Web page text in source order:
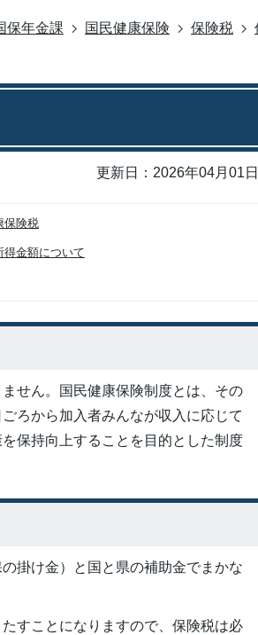
保年金課 国民健康保険 保険税
更新日：2026年04月01日
保険税
得金額について
せん。国民健康保険制度とは、その
ろから加入者みんなが収入に応じて
保持向上することを目的とした制度
掛け金）と国と県の補助金でまかな
すことになりますので、保険税は必